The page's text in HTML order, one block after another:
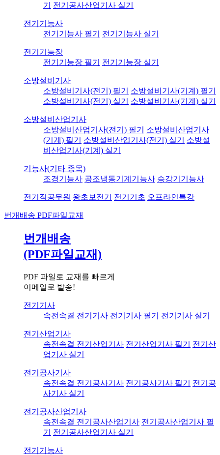
기
전기공사산업기사 실기
전기기능사
전기기능사 필기
전기기능사 실기
전기기능장
전기기능장 필기
전기기능장 실기
소방설비기사
소방설비기사(전기) 필기
소방설비기사(기계) 필기
소방설비기사(전기) 실기
소방설비기사(기계) 실기
소방설비산업기사
소방설비산업기사(전기) 필기
소방설비산업기사
(기계) 필기
소방설비산업기사(전기) 실기
소방설
비산업기사(기계) 실기
기능사(기타 종목)
조경기능사 공조냉동기계기능사 승강기기능사
전기직공무원 왕초보전기 전기기초 오프라인특강
번개배송 PDF파일교재
번개배송
(PDF파일교재)
PDF 파일로 교재를 빠르게
이메일로 발송!
전기기사
속전속결 전기기사 전기기사 필기 전기기사 실기
전기산업기사
속전속결 전기산업기사 전기산업기사 필기
전기산
업기사 실기
전기공사기사
속전속결 전기공사기사 전기공사기사 필기
전기공
사기사 실기
전기공사산업기사
속전속결 전기공사산업기사 전기공사산업기사 필
기
전기공사산업기사 실기
전기기능사